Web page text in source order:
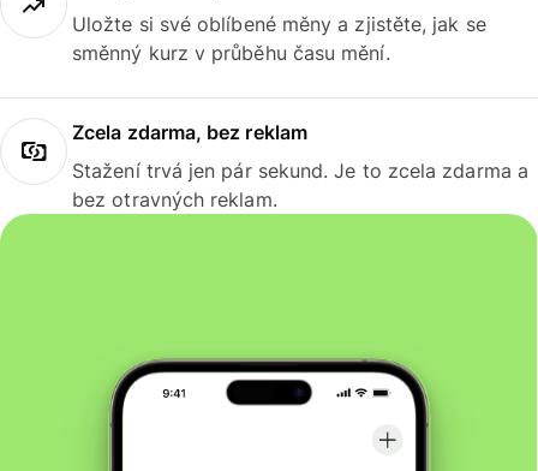
Uložte si své oblíbené měny a zjistěte, jak se
směnný kurz v průběhu času mění.
Zcela zdarma, bez reklam
Stažení trvá jen pár sekund. Je to zcela zdarma a
bez otravných reklam.